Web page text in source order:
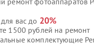
вас до 20%
1500 рублей на ремонт
комплектующие